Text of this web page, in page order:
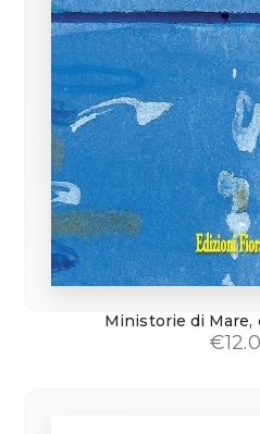
Ministorie di Mare,
€